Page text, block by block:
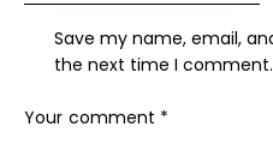
Save my name, email,
the next time I comment.